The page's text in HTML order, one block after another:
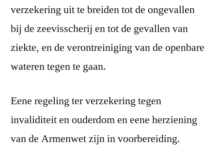
verzekering uit te breiden tot de ongevallen
bij de zeevisscherij en tot de gevallen van
ziekte, en de verontreiniging van de openbare
wateren tegen te gaan.
Eene regeling ter verzekering tegen
invaliditeit en ouderdom en eene herziening
van de Armenwet zijn in voorbereiding.